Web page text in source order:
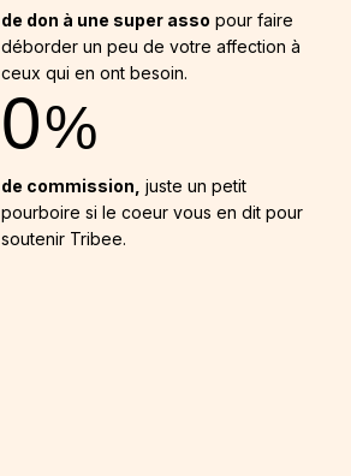
de don à une super asso pour faire
déborder un peu de votre affection à
ceux qui en ont besoin.
0%
de commission, juste un petit
pourboire si le coeur vous en dit pour
soutenir Tribee.